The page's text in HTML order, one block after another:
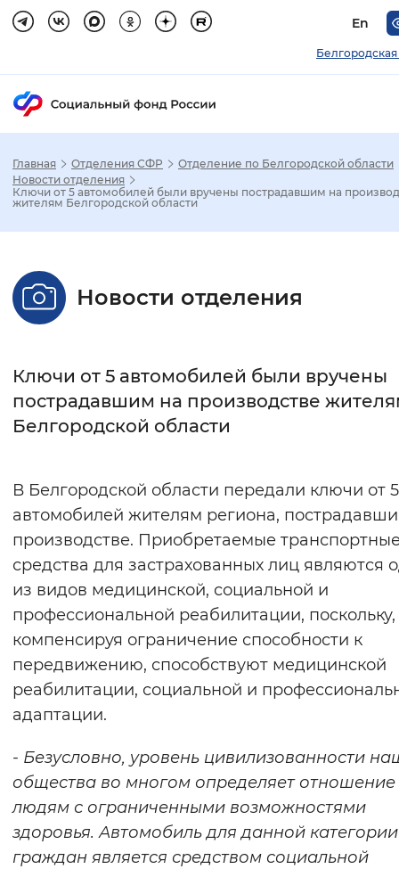
En
Белгородская
Стандартный Увеличенный
Без засечек С засечками
Интервал между буквами
Цвет сайта
Монохромный Инверсивный
Синий фон
Изображения
Включены Выключены
Воспроизвести Остановить
Главная Отделения СФР
Отделение по Белгородской области
Новости отделения
Ключи от 5 автомобилей были вручены пострадавшим на
жителям Белгородской области
Новости отделения
Ключи от 5 автомобилей были вручены
пострадавшим на производстве
Белгородской области
В Белгородской области передали ключи от 5
автомобилей жителям региона,
производстве. Приобретаемые
средства для застрахованных лиц являются
из видов медицинской, социальной и
профессиональной реабилитации, поскольку,
компенсируя ограничение способности к
передвижению, способствуют медицинской
реабилитации, социальной и
адаптации.
- Безусловно, уровень цивилизованности
общества во многом определяет отношение
людям с ограниченными возможностями
здоровья. Автомобиль для данной категории
граждан является средством социальной